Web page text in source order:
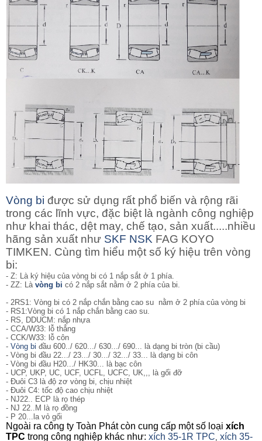
Vòng bi được sử dụng rất phổ biến và rộng rãi
trong các lĩnh vực, đặc biệt là ngành công nghiệp
như khai thác, dệt may, chế tạo, sản xuất.....nhiều
hãng sản xuất như SKF NSK FAG KOYO
TIMKEN. Cùng tìm hiểu một số ký hiệu trên vòng
bi:
- Z: Là ký hiệu của vòng bi có 1 nắp sắt ở 1 phía.
- ZZ: Là vòng bi có 2 nắp sắt nằm ở 2 phía của bi.
- 2RS1: Vòng bi có 2 nắp chắn bằng cao su nằm ở 2 phía của vòng bi
- RS1:Vòng bi có 1 nắp chắn bằng cao su.
- RS, DDUCM: nắp nhựa
- CCA/W33: lỗ thẳng
- CCK/W33: lỗ côn
- Vòng bi đầu 600../ 620.../ 630.../ 690... là dạng bi tròn (bi cầu)
- Vòng bi đầu 22.../ 23.../ 30.../ 32.../ 33... là dạng bi côn
- Vòng bi đầu H20.../ HK30... là bạc côn
- UCP, UKP, UC, UCF, UCFL, UCFC, UK,,, là gối đỡ
- Đuôi C3 là độ zơ vòng bi, chịu nhiệt
- Đuôi C4: tốc độ cao chịu nhiệt
- NJ22.. ECP là rọ thép
- NJ 22..M là rọ đồng
- P 20...la vỏ gối
Ngoài ra công ty Toàn Phát còn cung cấp một số loại xích
TPC trong công nghiệp khác như: xích 35-1R TPC, xích 35-